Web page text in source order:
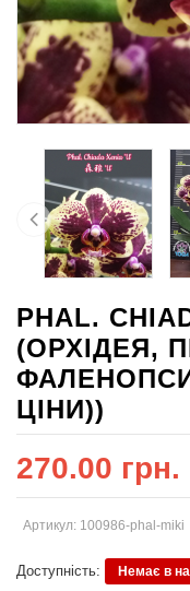
PHAL.
(ОРХІДЕЯ,
ЦІНИ))
270.00 грн.
Артикул: 100986-phal-miki
Доступність: Немає в